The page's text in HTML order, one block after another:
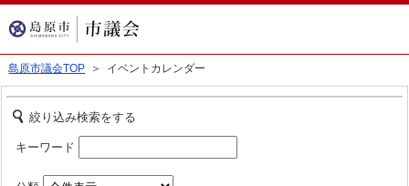
島原市議会TOP ＞ イベントカレンダー
絞り込み検索をする
キーワード